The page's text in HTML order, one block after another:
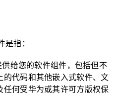
是指：
给您的软件组件，包括但不
代码和其他嵌入式软件、文
何受华为或其许可方版权保